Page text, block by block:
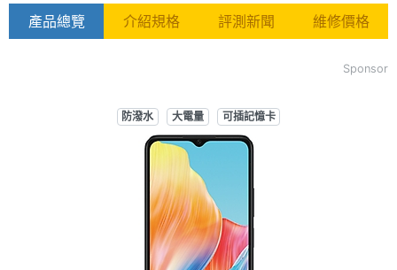
產品總覽 介紹規格 評測新聞 維修價格
Sponsor
防潑水 大電量 可插記憶卡